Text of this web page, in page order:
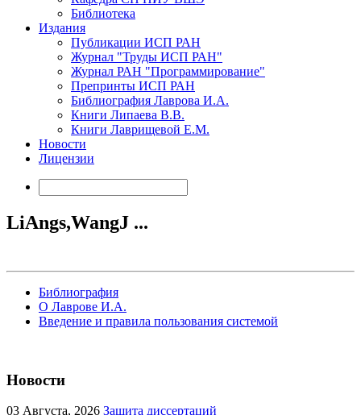
Библиотека
Издания
Публикации ИСП РАН
Журнал "Труды ИСП РАН"
Журнал РАН "Программирование"
Препринты ИСП РАН
Библиография Лаврова И.А.
Книги Липаева В.В.
Книги Лаврищевой Е.М.
Новости
Лицензии
LiAngs,WangJ ...
Библиография
О Лаврове И.А.
Введение и правила пользования системой
Новости
03 Августа, 2026 Защита диссертаций